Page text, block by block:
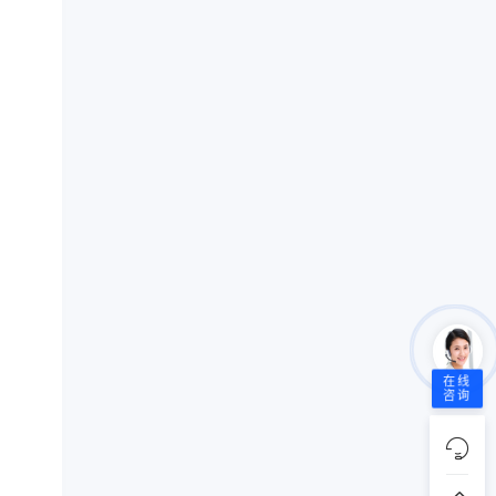
在线
咨询